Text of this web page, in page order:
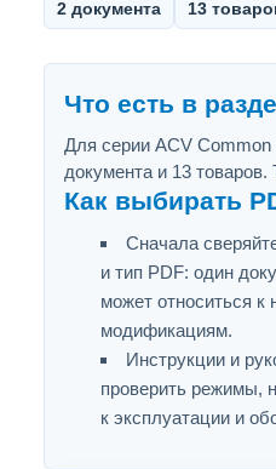
2 документа 13
Что есть в
Для серии ACV Common
документа и 13
Как выбирать
Сначала
и тип PDF: один
может относиться к
модификациям.
Инструкции и
проверить режимы,
к эксплуатации и